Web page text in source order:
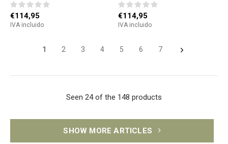
€114,95
IVA incluido
€114,95
IVA incluido
1 2 3 4 5 6 7
Seen 24 of the 148 products
SHOW MORE ARTICLES